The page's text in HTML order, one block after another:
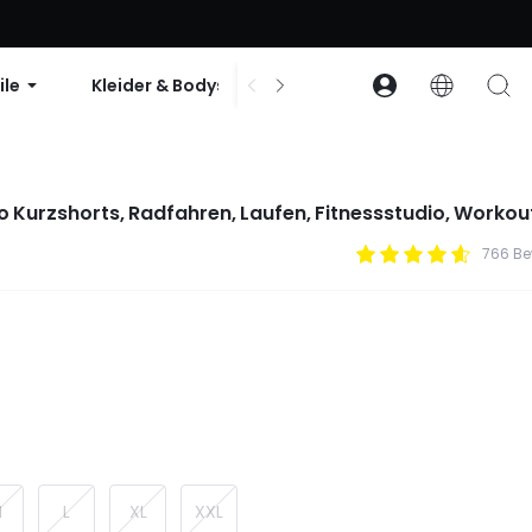
ab 99 $ | Code: GLOWNEW
Kleider & Bodys
Kurzshorts, Radfahren, Laufen, Fitnessstudio,
766
L XL XXL